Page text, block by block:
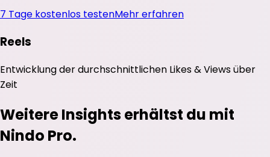
7 Tage kostenlos testenMehr erfahren
Reels
Entwicklung der durchschnittlichen Likes&Viewsüber
Zeit
Weitere Insights erhältst du mit
Nindo Pro.